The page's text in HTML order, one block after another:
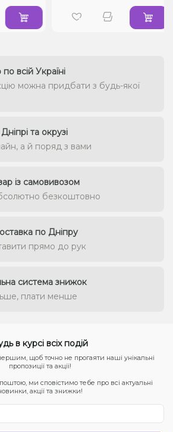
всій Україні
можна придбати з будь-якої
та окрузі
а й поряд з вами
із самовивозом
безкоштовно
по Дніпру
прямо до рук
система знижок
плати менше
в курсі всіх подій
щоб точно не прогаяти наші унікальні
пропозиції та акції!
ми сповістимо тебе про всі актуальні
акції та знижки!